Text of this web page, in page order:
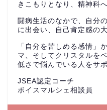
きこもりとなり、精神科へ
闘病生活のなかで、自分
に出会い、自己肯定感の
「自分を苦しめる感情」
マ、そしてクリスタルを
低さで悩んでいる人をサ
JSEA認定コーチ
ボイスマルシェ相談員